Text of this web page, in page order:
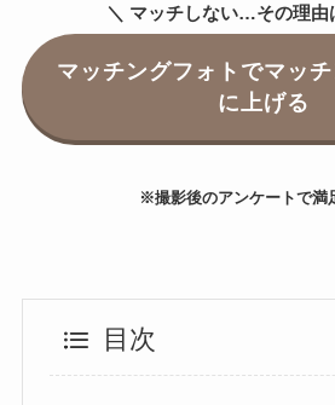
＼ マッチしない…その理由
マッチングフォトでマッ
に上げる
※撮影後のアンケートで満
目次